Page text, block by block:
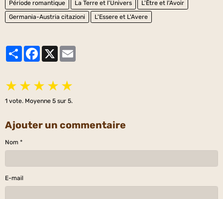
Période romantique
La Terre et l'Univers
L'Être et l'Avoir
Germania-Austria citazioni
L'Essere et L'Avere
PartagerFacebook
★ ★ ★ ★ ★
1 vote. Moyenne 5 sur 5.
Ajouter un commentaire
Nom
E-mail